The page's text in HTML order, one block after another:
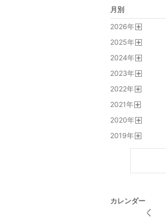
月別
2026年
2025年
2024年
2023年
2022年
2021年
2020年
2019年
カレンダー